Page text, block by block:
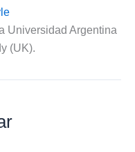
Universidad Argentina
(UK).